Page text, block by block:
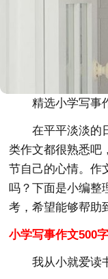
精选小学写事
在平平淡淡的
类作文都很熟悉吧
节自己的心情。作
吗？下面是小编整
考，希望能够帮助
小学写事作文500
我从小就爱读